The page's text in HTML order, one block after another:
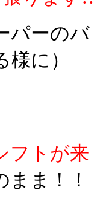
パーのバ
に）
フトが来
まま！！